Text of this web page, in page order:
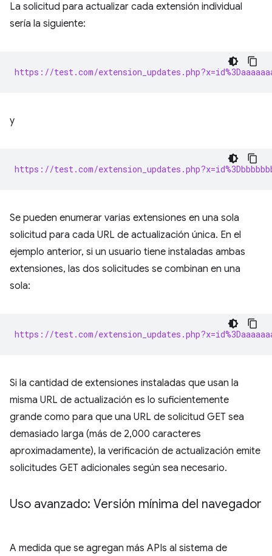
La solicitud para actualizar cada extensión individual
sería la siguiente:
https://test.com/
y
https://test.com/
Se pueden enumerar varias extensiones en una sola
solicitud para cada URL de actualización única. En el
ejemplo anterior, si un usuario tiene instaladas ambas
extensiones, las dos solicitudes se combinan en una
sola:
https://test.com/
Si la cantidad de extensiones instaladas que usan la
misma URL de actualización es lo suficientemente
grande como para que una URL de solicitud GET sea
demasiado larga (más de 2,000 caracteres
aproximadamente), la verificación de actualización emite
solicitudes GET adicionales según sea necesario.
Uso avanzado: Versión mínima del navegador
A medida que se agregan más APIs al sistema de